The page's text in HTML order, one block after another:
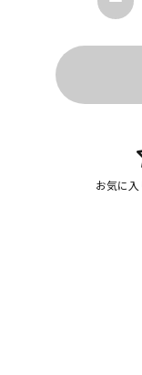
お気に入